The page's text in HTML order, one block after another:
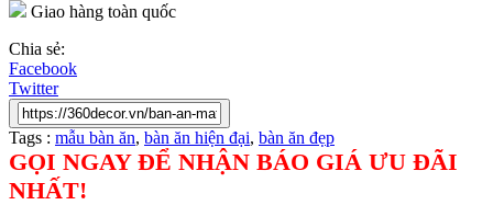
Giao hàng toàn quốc
Chia sẻ:
Facebook
Twitter
Tags : mẫu bàn ăn, bàn ăn hiện đại, bàn ăn đẹp
GỌI NGAY ĐỂ NHẬN BÁO GIÁ ƯU ĐÃI
NHẤT!